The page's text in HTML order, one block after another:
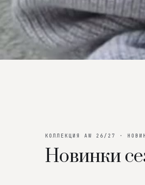
КОЛЛЕКЦИЯ AW 26/27 ·
Новинки